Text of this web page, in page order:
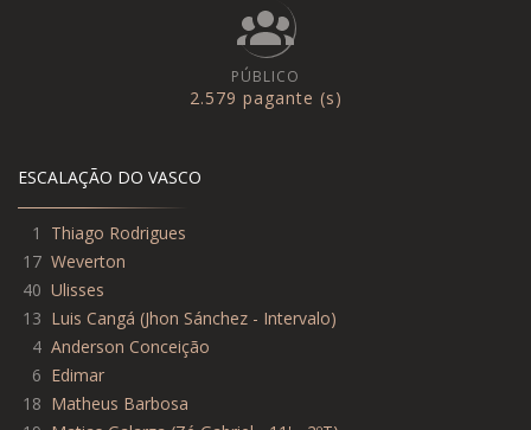
PÚBLICO
2.579 pagante (s)
ESCALAÇÃO DO VASCO
1
Thiago Rodrigues
17 Weverton
40 Ulisses
13 Luis Cangá (Jhon Sánchez - Intervalo)
4 Anderson Conceição
6 Edimar
18 Matheus Barbosa